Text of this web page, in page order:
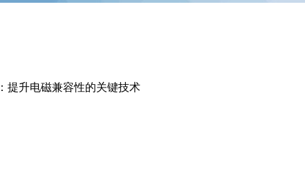
提升电磁兼容性的关键技术